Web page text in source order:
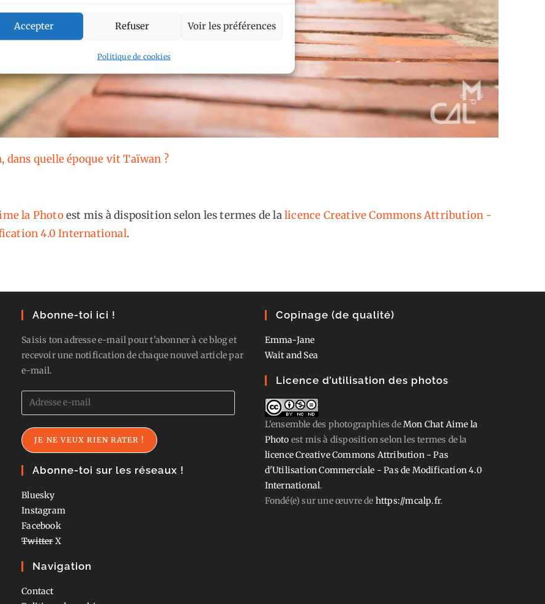
Accepter Refuser Voir les préférences
Politique de cookies
dans quelle époque vit Taïwan ?
la Photoest mis à disposition selon les termes de lalicence Creative Commons Attribution -
4.0 International.
Abonne-toi ici !
Saisis ton adresse e-mail pour t'abonner à ce blog et
recevoir une notification de chaque nouvel article par
e-mail.
Adresse
e-
mail
JE NE VEUX RIEN RATER !
Abonne-toi sur les réseaux !
Bluesky
Instagram
Facebook
TwitterX
Navigation
Contact
Copinage (de qualité)
Emma-Jane
Wait and Sea
Licence d’utilisation des photos
L'ensemble des photographiesdeMon Chat Aime la
Photo est mis à disposition selon les termes de la
licence Creative Commons Attribution - Pas
d'Utilisation Commerciale - Pas de Modification 4.0
International.
Fondé(e) sur une œuvre de https://mcalp.fr.